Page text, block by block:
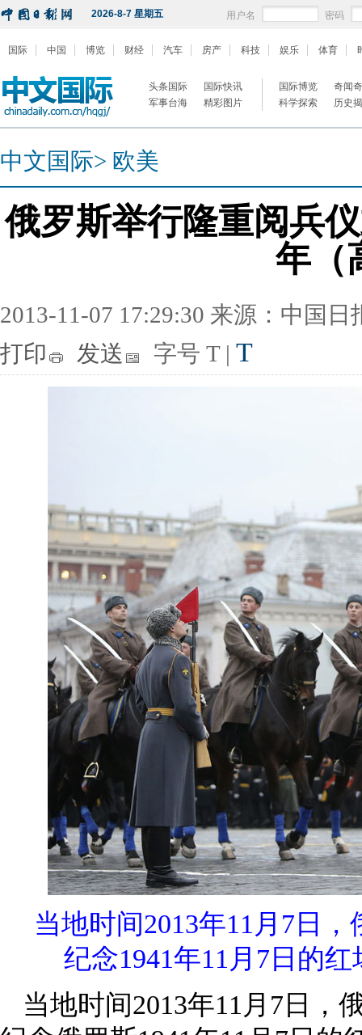
2026-8-7 星期五 用户名 密码
国际 中国 博览 财经 汽车 房产 科技 娱乐 体育
头条国际
国际快讯
军事台海
精彩图片
国际博览
奇闻
科学探索
历史
中文国际> 欧美
俄罗斯举行隆重阅兵
年（
2013-11-07 17:29:30 来源：中国日
打印
发送 字号 T | T
当地时间2013年11月7日
纪念1941年11月7日的
当地时间2013年11月7日，